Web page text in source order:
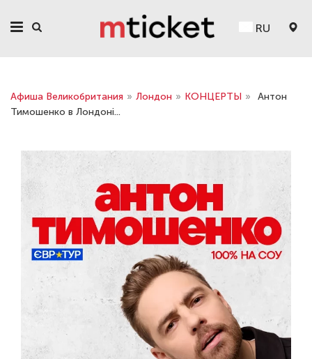
RU
Афиша Великобритания » Лондон » КОНЦЕРТЫ »
Антон
Тимошенко в Лондоні...